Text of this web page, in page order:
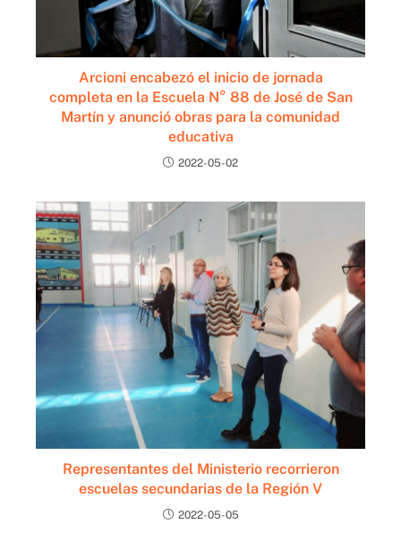
Arcioni encabezó el inicio de jornada
completa en la Escuela N° 88 de José de San
Martín y anunció obras para la comunidad
educativa
2022-05-02
Representantes del Ministerio recorrieron
escuelas secundarias de la Región V
2022-05-05